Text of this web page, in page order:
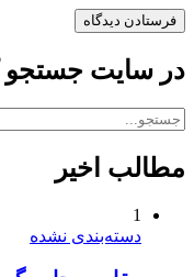
در سایت جستجو
مطالب اخیر
1
دسته‌بندی نشده